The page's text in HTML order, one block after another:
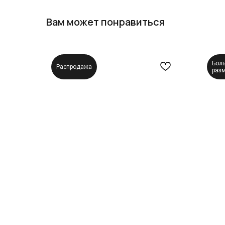
Вам может понравиться
Распродажа